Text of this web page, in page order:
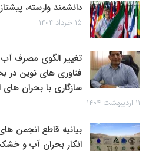
دانشمند وارسته،
۱۵ خرداد ۱۴۰۴
تغییر الگوی مصرف آب
فناوری های نوین در
سازگاری با بحران های
۱۱ اردیبهشت ۱۴۰۴
بیانیه قاطع انجمن
انکار بحران آب و